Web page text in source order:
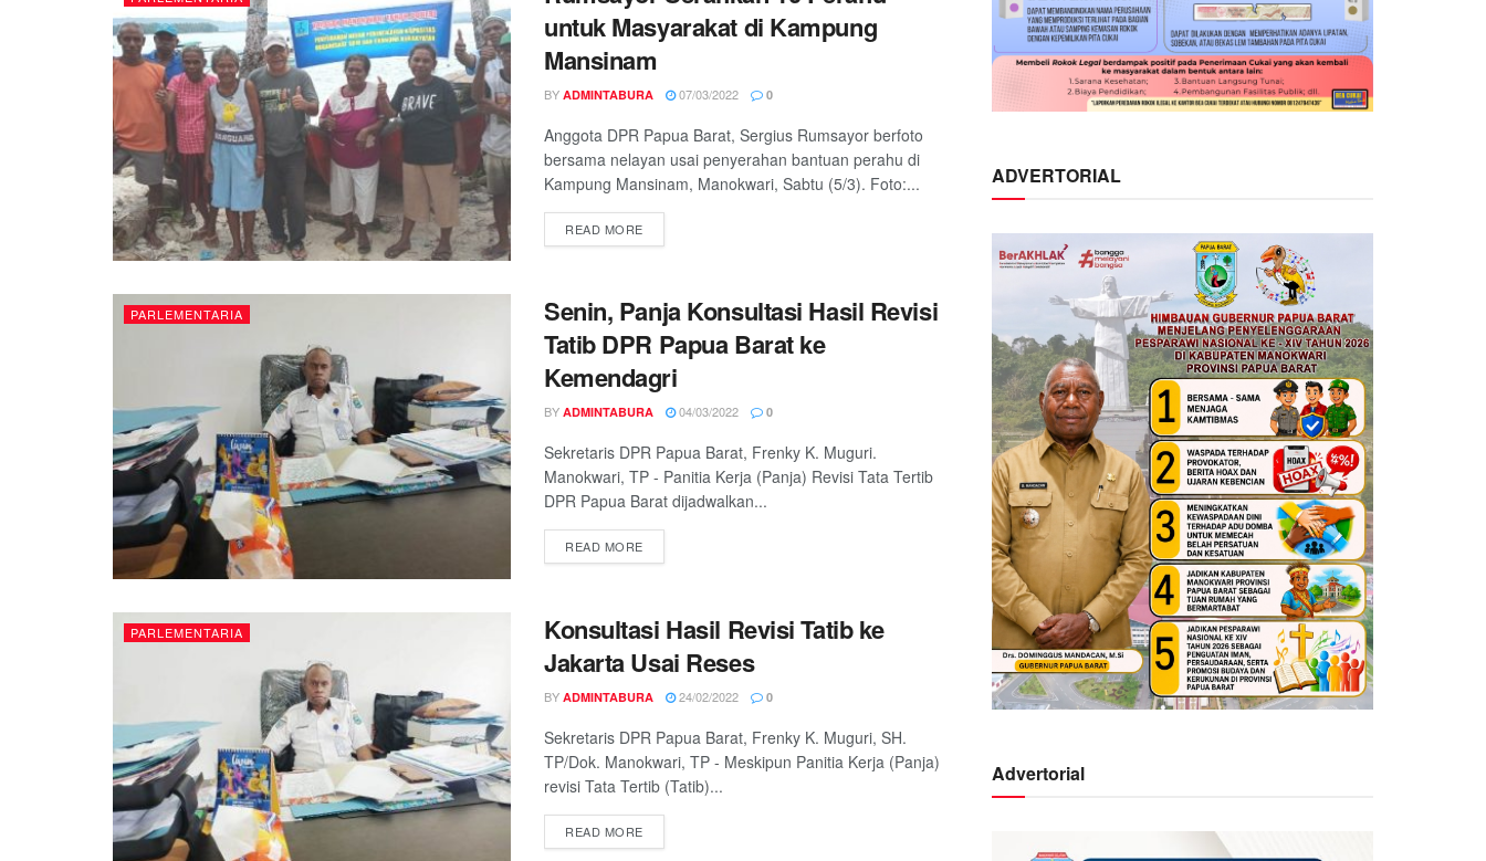
untuk Masyarakat di Kampung
Mansinam
BY ADMINTABURA 07/03/2022 0
Anggota DPR Papua Barat, Sergius Rumsayor berfoto
bersama nelayan usai penyerahan bantuan perahu di
Kampung Mansinam, Manokwari, Sabtu (5/3). Foto:...
READ MORE
PARLEMENTARIA
Senin, Panja Konsultasi Hasil Revisi
Tatib DPR Papua Barat ke
Kemendagri
BY ADMINTABURA 04/03/2022 0
Sekretaris DPR Papua Barat, Frenky K. Muguri.
Manokwari, TP - Panitia Kerja (Panja) Revisi Tata Tertib
DPR Papua Barat dijadwalkan...
READ MORE
PARLEMENTARIA
Konsultasi Hasil Revisi Tatib ke
Jakarta Usai Reses
BY ADMINTABURA 24/02/2022 0
Sekretaris DPR Papua Barat, Frenky K. Muguri, SH.
TP/Dok. Manokwari, TP - Meskipun Panitia Kerja (Panja)
revisi Tata Tertib (Tatib)...
READ MORE
ADVERTORIAL
Advertorial